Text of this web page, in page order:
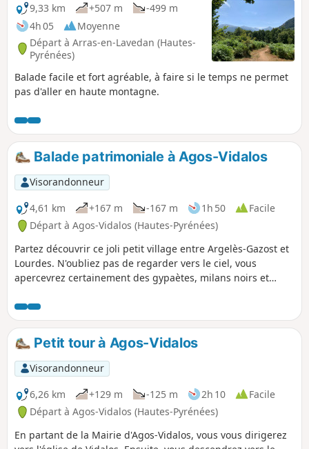
9,33 km
+507 m
-499 m
4h 05
Moyenne
Départ à Arras-en-Lavedan (Hautes-
Pyrénées)
Balade facile et fort agréable, à faire si le temps ne permet
pas d'aller en haute montagne.
Balade patrimoniale à Agos-Vidalos
Visorandonneur
4,61 km
+167 m -167 m 1h 50
Facile
Départ à Agos-Vidalos (Hautes-Pyrénées)
Partez découvrir ce joli petit village entre Argelès-Gazost et
Lourdes. N'oubliez pas de regarder vers le ciel, vous
apercevrez certainement des gypaètes, milans noirs et
famille avec enfants.
Petit tour à Agos-Vidalos
Visorandonneur
6,26 km
+129 m -125 m 2h 10
Facile
Départ à Agos-Vidalos (Hautes-Pyrénées)
En partant de la Mairie d'Agos-Vidalos, vous vous dirigerez